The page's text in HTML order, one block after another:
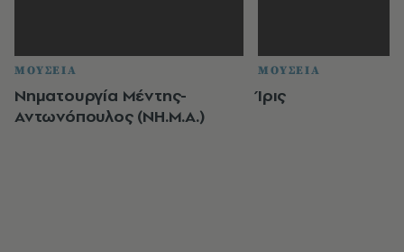
ΜΟΥΣΕΙΑ
Νηματουργία Μέντης-
Αντωνόπουλος (ΝΗ.Μ.Α.)
ΜΟΥΣΕΙΑ
Ίρις